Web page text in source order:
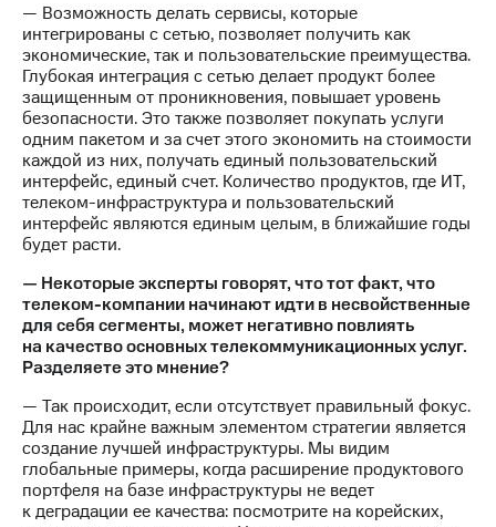
— Возможность делать сервисы, которые
интегрированы с сетью, позволяет получить как
экономические, так и пользовательские преимущества.
Глубокая интеграция с сетью делает продукт более
защищенным от проникновения, повышает уровень
безопасности. Это также позволяет покупать услуги
одним пакетом и за счет этого экономить на стоимости
каждой из них, получать единый пользовательский
интерфейс, единый счет. Количество продуктов, где ИТ,
телеком-инфраструктура и пользовательский
интерфейс являются единым целым, в ближайшие годы
будет расти.
— Некоторые эксперты говорят, что тот факт, что
телеком-компании начинают идти в несвойственные
для себя сегменты, может негативно повлиять
на качество основных телекоммуникационных услуг.
Разделяете это мнение?
— Так происходит, если отсутствует правильный фокус.
Для нас крайне важным элементом стратегии является
создание лучшей инфраструктуры. Мы видим
глобальные примеры, когда расширение продуктового
портфеля на базе инфраструктуры не ведет
к деградации ее качества: посмотрите на корейских,